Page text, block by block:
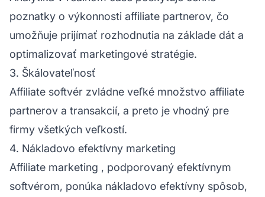
poznatky o výkonnosti affiliate partnerov, čo
umožňuje prijímať rozhodnutia na základe dát a
optimalizovať marketingové stratégie.
3. Škálovateľnosť
Affiliate softvér zvládne veľké množstvo affiliate
partnerov a transakcií, a preto je vhodný pre
firmy všetkých veľkostí.
4. Nákladovo efektívny marketing
Affiliate marketing , podporovaný efektívnym
softvérom, ponúka nákladovo efektívny spôsob,